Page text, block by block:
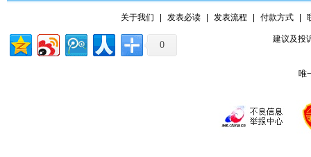
关于我们 发表必读 发表流程 付款方式
0
建议及投
唯